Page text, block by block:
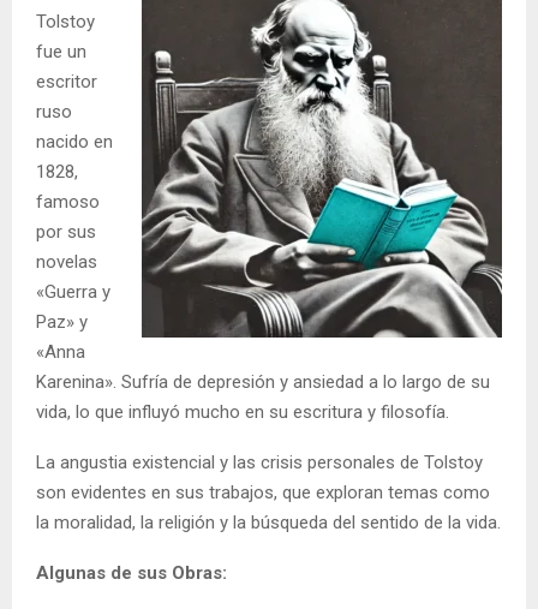
Tolstoy
fue un
escritor
ruso
nacido en
1828,
famoso
por sus
novelas
«Guerra y
Paz» y
«Anna
Karenina». Sufría de depresión y ansiedad a lo largo de su
vida, lo que influyó mucho en su escritura y filosofía.
La angustia existencial y las crisis personales de Tolstoy
son evidentes en sus trabajos, que exploran temas como
la moralidad, la religión y la búsqueda del sentido de la vida.
Algunas de sus Obras: